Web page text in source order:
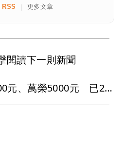
RSS 更多文章
閱讀下一則新聞
花蓮發錢！秀林3000元、萬榮5000元 已2.3萬人領振興金